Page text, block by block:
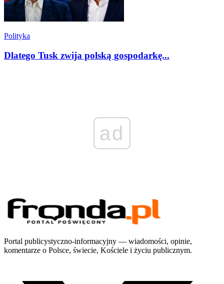
Polityka
Dlatego Tusk zwija polską gospodarkę...
ad
Portal publicystyczno-informacyjny — wiadomości, opinie,
komentarze o Polsce, świecie, Kościele i życiu publicznym.